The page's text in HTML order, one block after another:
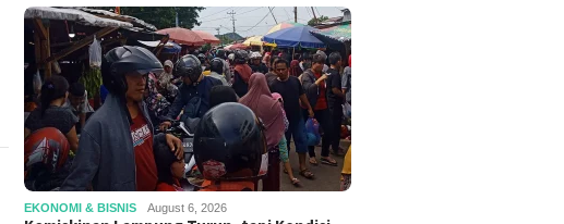
EKONOMI & BISNIS August 6, 2026